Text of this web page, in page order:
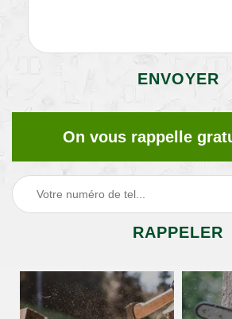
On vous rappelle